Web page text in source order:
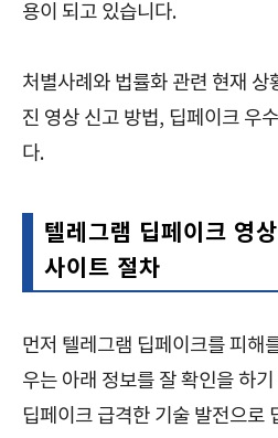
용이 되고 있습니다.
처별사례와 법률화 관련 현재
진 영상 신고 방법, 딥페이크 우
다.
텔레그램 딥페이크 영
사이트 절차
먼저 텔레그램 딥페이크를 피해
우는 아래 정보를 잘 확인을 하
딥페이크 급격한 기술 발전으로